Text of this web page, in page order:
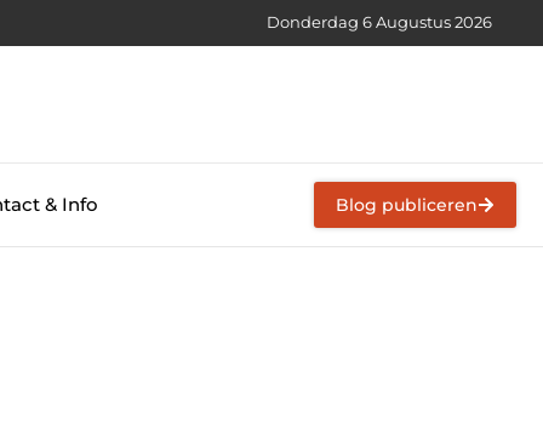
Donderdag 6 Augustus 2026
& Info Blog publiceren